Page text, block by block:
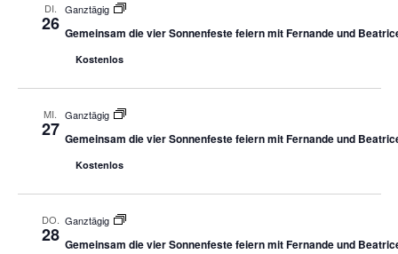
DI.
26
Ganztägig
Gemeinsam die vier Sonnenfeste feiern mit Fernande und
Kostenlos
MI.
27
Ganztägig
Gemeinsam die vier Sonnenfeste feiern mit Fernande und
Kostenlos
DO.
28
Ganztägig
Gemeinsam die vier Sonnenfeste feiern mit Fernande und